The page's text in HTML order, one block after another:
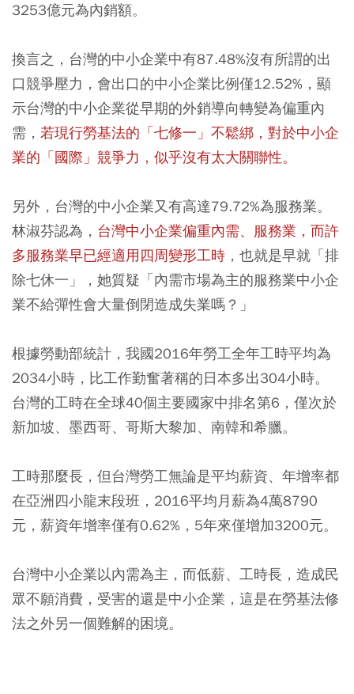
3253億元為內銷額。
換言之，台灣的中小企業中有87.48%沒有所謂的出
口競爭壓力，會出口的中小企業比例僅12.52%，顯
示台灣的中小企業從早期的外銷導向轉變為偏重內
需， 若現行勞基法的「七修一」不鬆綁，對於中小企
業的「國際」競爭力，似乎沒有太大關聯性。
另外，台灣的中小企業又有高達79.72%為服務業。
林淑芬認為， 台灣中小企業偏重內需、服務業，而許
多服務業早已經適用四周變形工時 ，也就是早就「排
除七休一」，她質疑「內需市場為主的服務業中小企
業不給彈性會大量倒閉造成失業嗎？」
根據勞動部統計，我國2016年勞工全年工時平均為
2034小時，比工作勤奮著稱的日本多出304小時。
台灣的工時在全球40個主要國家中排名第6，僅次於
新加坡、墨西哥、哥斯大黎加、南韓和希臘。
工時那麼長，但台灣勞工無論是平均薪資、年增率都
在亞洲四小龍末段班，2016平均月薪為4萬8790
元，薪資年增率僅有0.62%，5年來僅增加3200元。
台灣中小企業以內需為主，而低薪、工時長，造成民
眾不願消費，受害的還是中小企業，這是在勞基法修
法之外另一個難解的困境。